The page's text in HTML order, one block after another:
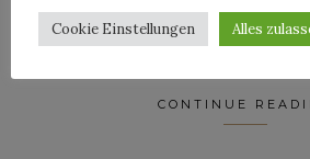
Funktionen zu einer
Form.
CONTINUE
Cookie Einstellungen Alles